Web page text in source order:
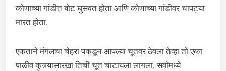
कोणाच्या गांडीत बोट घुसवत होता आणि कोणाच्या गांडीवर चापट्या
मारत होता.
एकताने मंगलचा चेहरा पकडून आपल्या चूतवर ठेवला तेव्हा तो एका
पाळीव कुत्र्यासारखा तिची चूत चाटायला लागला. सर्वांमध्ये